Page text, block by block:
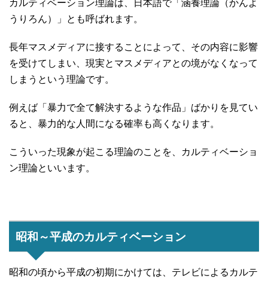
カルティベーション理論は、日本語で「涵養理論（かんよ
うりろん）」とも呼ばれます。
長年マスメディアに接することによって、その内容に影響
を受けてしまい、現実とマスメディアとの境がなくなって
しまうという理論です。
例えば「暴力で全て解決するような作品」ばかりを見てい
ると、暴力的な人間になる確率も高くなります。
こういった現象が起こる理論のことを、カルティベーショ
ン理論といいます。
昭和～平成のカルティベーション
昭和の頃から平成の初期にかけては、テレビによるカルテ